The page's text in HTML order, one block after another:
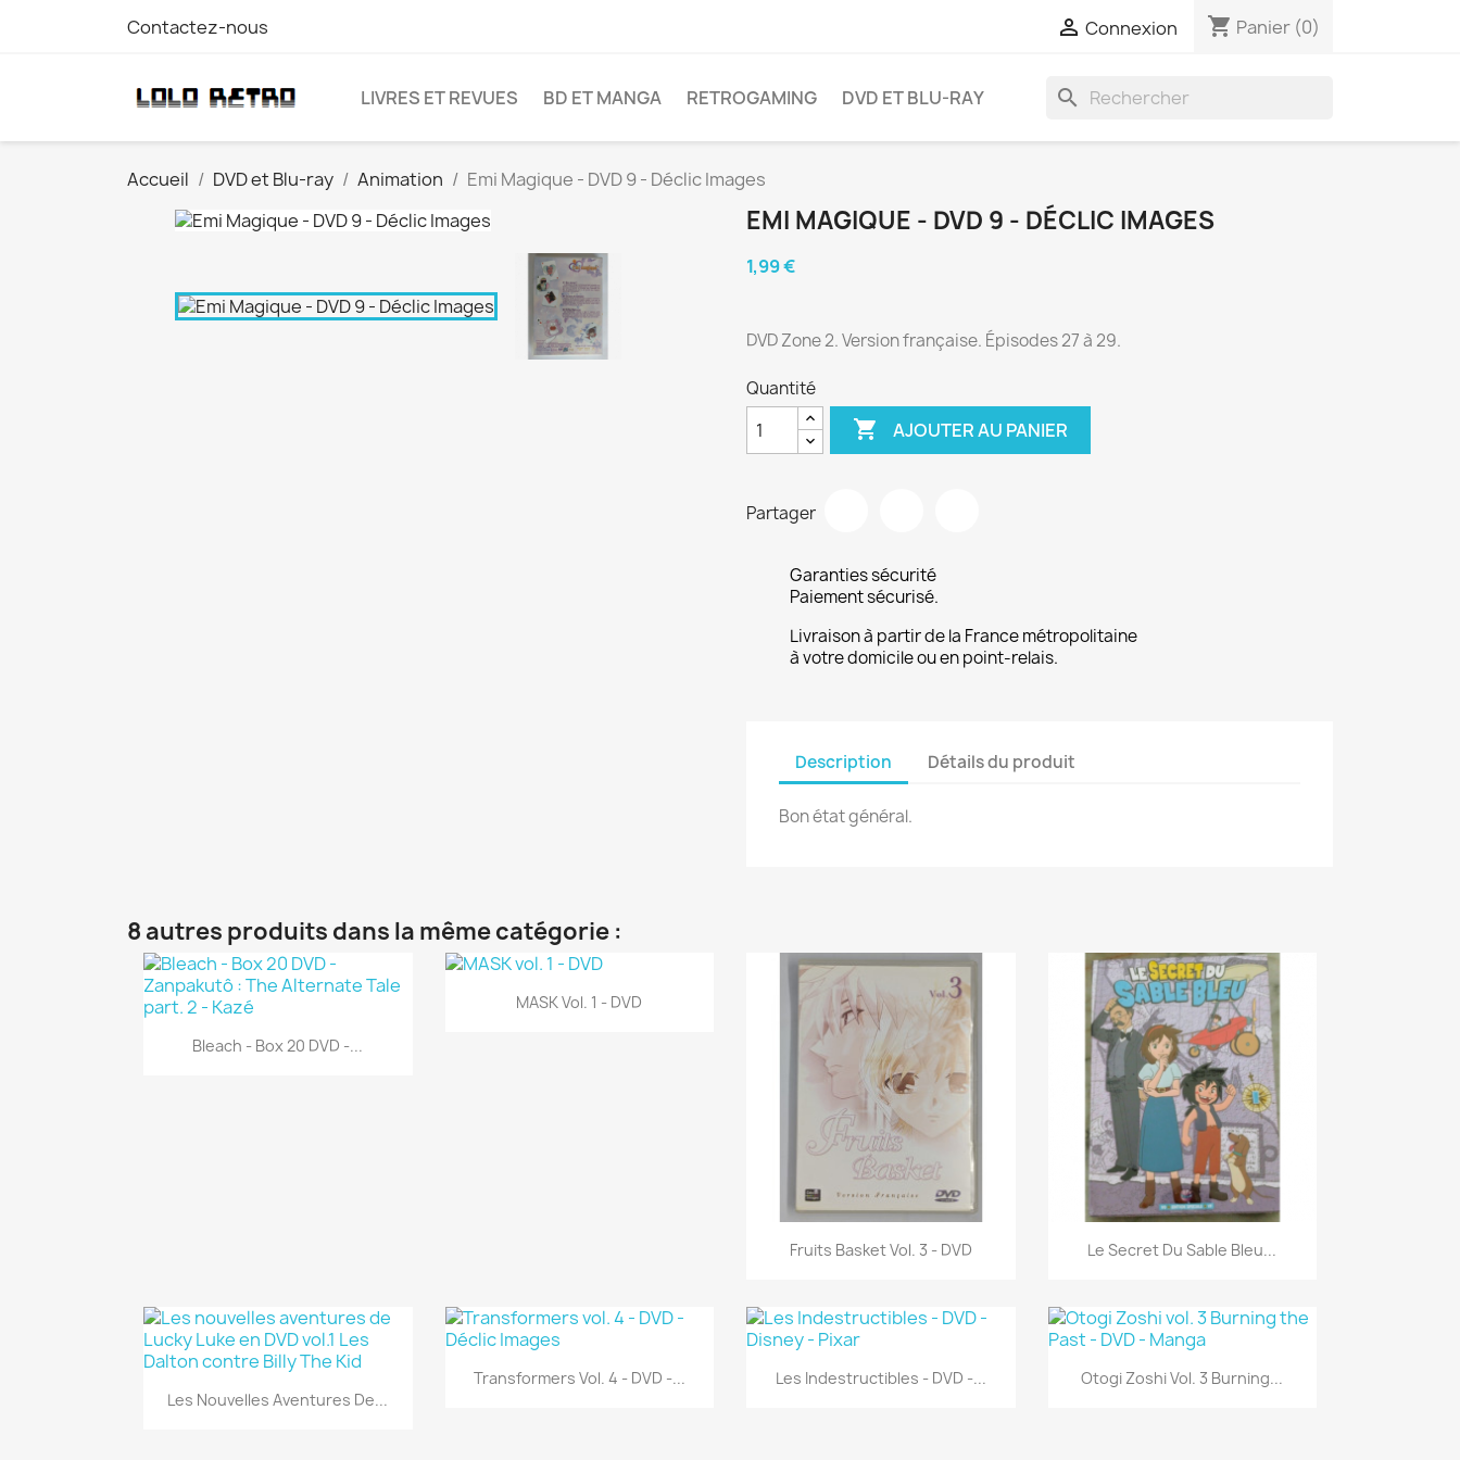
Contactez-nous  Connexion shopping_cart Panier (0)
LIVRES ET REVUES BD ET MANGA RETROGAMING DVD ET BLU-RAY search
Accueil DVD et Blu-ray Animation Emi Magique - DVD 9 - Déclic Images
EMI MAGIQUE - DVD 9 - DÉCLIC IMAGES
1,99 €
DVD Zone 2. Version française. Épisodes 27 à 29.
Quantité
 AJOUTER AU PANIER
Partager
Garanties sécurité
Paiement sécurisé.
Livraison à partir de la France métropolitaine
à votre domicile ou en point-relais.
Description Détails du produit
Bon état général.
8 autres produits dans la même catégorie :
Aperçu rapide
Bleach - Box 20 DVD -...
Aperçu rapide
MASK Vol. 1 - DVD
 Aperçu rapide
Fruits Basket Vol. 3 - DVD Aperçu rapide
Le Secret Du Sable Bleu...
Aperçu rapide
Les Nouvelles Aventures De...
Aperçu rapide
Transformers Vol. 4 - DVD -... Aperçu rapide
Les Indestructibles - DVD -... Aperçu rapide
Otogi Zoshi Vol. 3 Burning...